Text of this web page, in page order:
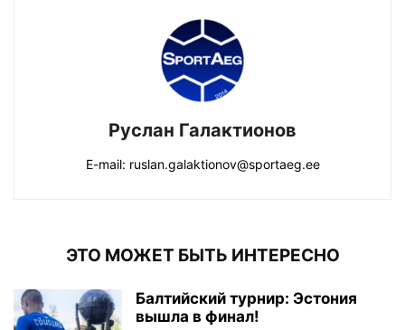
Руслан Галактионов
E-mail: ruslan.galaktionov@sportaeg.ee
ЭТО МОЖЕТ БЫТЬ ИНТЕРЕСНО
Балтийский турнир: Эстония
вышла в финал!